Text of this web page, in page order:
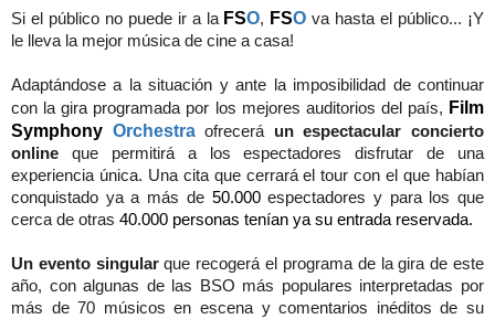
Si el público no puede ir a la FSO, FSO va hasta el público... ¡Y
le lleva la mejor música de cine a casa!
Adaptándose a la situación y ante la imposibilidad de continuar
con la gira programada por los mejores auditorios del país, Film
Symphony Orchestra ofrecerá un espectacular concierto
online que permitirá a los espectadores disfrutar de una
experiencia única. Una cita que cerrará el tour con el que habían
conquistado ya a más de50.000espectadores y para los que
cerca de otras 40.000 personas tenían ya su entrada reservada.
Un evento singularque recogerá el programa de la gira de este
año, con algunas de las BSO más populares interpretadas por
más de 70 músicos en escena y comentarios inéditos de su